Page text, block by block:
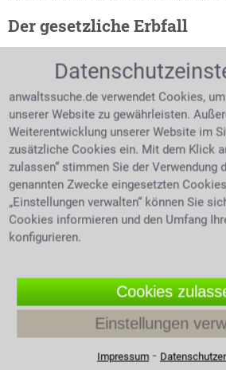
Der gesetzliche Erbfall
erbt der Ehepartner in einer
zugewinngemeinschaftlichen Ehe
Nachlasses, die andere Hälfte
1. Ordnung zu gleichen Teilen. Gibt
ersten Ordnung so bekommt der
Ehepartner dreiviertel des Erbes,
teilen sich ein Viertel. Gibt es
drei Ordnungen, so ist der
alleinige Erbe. Die erbenden
verschiedene Ordnungen
geregelte Erbrecht, oder eine
Rechtsberatung zum Thema
sich an einen erfahrenen
Erbe der 1. Ordnung
anwaltssuche.de verwendet Cookies,
unserer Website zu gewährleisten.
Weiterentwicklung unserer Website im
zusätzliche Cookies ein. Mit dem Klick
zulassen“ stimmen Sie der Verwendung
genannten Zwecke eingesetzten
„Einstellungen verwalten“ können Sie
Cookies informieren und den Umfang
konfigurieren.
Cookies
Einstellungen
Impressum⁃